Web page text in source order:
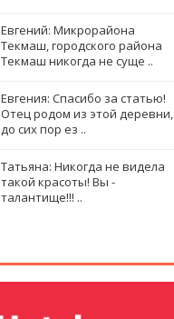
Евгений: Микрорайона
Текмаш, городского района
Текмаш никогда не суще ..
Евгения: Спасибо за статью!
Отец родом из этой деревни,
до сих пор ез ..
Татьяна: Никогда не видела
такой красоты! Вы -
талантище!!! ..